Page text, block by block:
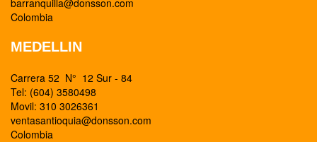
barranquilla@donsson.com
Colombia
MEDELLIN
Carrera 52 N° 12 Sur - 84
Tel: (604) 3580498
Movil: 310 3026361
ventasantioquia@donsson.com
Colombia